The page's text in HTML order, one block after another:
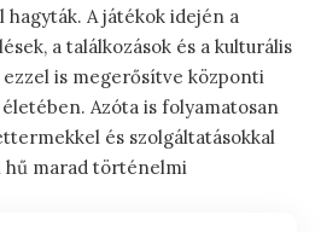
A játékok idején a
a találkozások és a kulturális
is megerősítve központi
Azóta is folyamatosan
és szolgáltatásokkal
hű marad történelmi